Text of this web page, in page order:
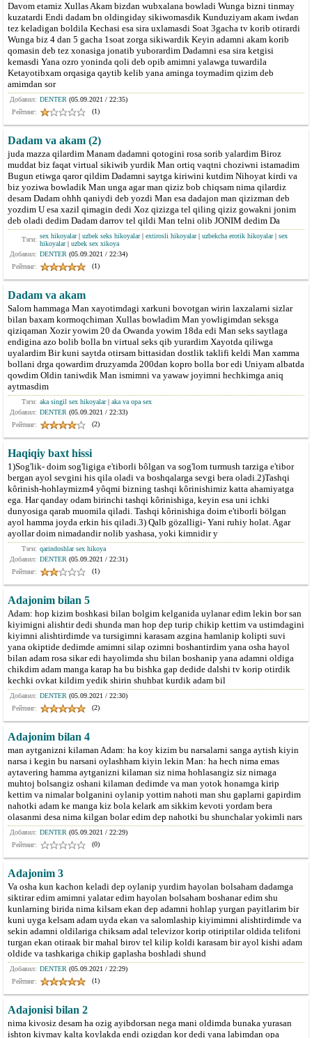
Davom etamiz Xullas Akam bizdan wubxalana bowladi Wunga bizni tinmay
kuzatardi Endi dadam bn oldingiday sikiwomasdik Kunduziyam akam iwdan
tez keladigan boldila Kechasi esa sira uxlamasdi Soat 3gacha tv korib otirardi
Wunga biz 4 dan 5 gacha 1soat zorga sikiwardik Keyin adamni akam korib
qomasin deb tez xonasiga jonatib yuborardim Dadamni esa sira ketgisi
kemasdi Yana ozro yoninda qoli deb opib amimni yalawga tuwardila
Ketayotibxam orqasiga qaytib kelib yana aminga toymadim qizim deb
amimdan sor
Добавил: DENTER (05.09.2021 / 22:35)
Рейтинг:
(1)
Dadam va akam (2)
juda mazza qilardim Manam dadamni qotogini rosa sorib yalardim Biroz
muddat biz faqat virtual sikiwib yurdik Man ortiq vaqtni choziwni istamadim
Bugun etiwga qaror qildim Dadamni saytga kiriwini kutdim Nihoyat kirdi va
biz yoziwa bowladik Man unga agar man qiziz bob chiqsam nima qilardiz
desam Dadam ohhh qaniydi deb yozdi Man esa dadajon man qizizman deb
yozdim U esa xazil qimagin dedi Xoz qizizga tel qiling qiziz gowakni jonim
deb oladi dedim Dadam darrov tel qildi Man telni olib JONIM dedim Da
Тэги: sex hikoyalar| uzbek seks hikoyalar| extirosli hikoyalar| uzbekcha erotik hikoyalar| sex
hikoyalar| uzbek sex xikoya
Добавил: DENTER (05.09.2021 / 22:34)
Рейтинг:
(1)
Dadam va akam
Salom hammaga Man xayotimdagi xarkuni bovotgan wirin laxzalarni sizlar
bilan baxam kormoqchiman Xullas bowladim Man yowligimdan seksga
qiziqaman Xozir yowim 20 da Owanda yowim 18da edi Man seks saytlaga
endigina azo bolib bolla bn virtual seks qib yurardim Xayotda qiliwga
uyalardim Bir kuni saytda otirsam bittasidan dostlik taklifi keldi Man xamma
bollani drga qowardim druzyamda 200dan kopro bolla bor edi Uniyam albatda
qowdim Oldin taniwdik Man ismimni va yawaw joyimni hechkimga aniq
aytmasdim
Тэги: aka singil sex hikoyalar| aka va opa sex
Добавил: DENTER (05.09.2021 / 22:33)
Рейтинг:
(2)
Haqiqiy baxt hissi
1)Sog'lik- doim sog'ligiga e'tiborli bôlgan va sog'lom turmush tarziga e'tibor
bergan ayol sevgini his qila oladi va boshqalarga sevgi bera oladi.2)Tashqi
kôrinish-hohlaymizm4 yôqmi bizning tashqi kôrinishimiz katta ahamiyatga
ega. Har qanday odam birinchi tashqi kôrinishiga, keyin esa uni ichki
dunyosiga qarab muomila qiladi. Tashqi kôrinishiga doim e'tiborli bölgan
ayol hamma joyda erkin his qiladi.3) Qalb gözalligi- Yani ruhiy holat. Agar
ayollar doim nimadandir nolib yashasa, yoki kimnidir y
Тэги: qarindoshlar sex hikoya
Добавил: DENTER (05.09.2021 / 22:31)
Рейтинг:
(1)
Adajonim bilan 5
Adam: hop kizim boshkasi bilan bolgim kelganida uylanar edim lekin bor san
kiyimigni alishtir dedi shunda man hop dep turip chikip kettim va ustimdagini
kiyimni alishtirdimde va tursigimni karasam azgina hamlanip kolipti suvi
yana okiptide dedimde amimni silap ozimni boshantirdim yana osha hayol
bilan adam rosa sikar edi hayolimda shu bilan boshanip yana adamni oldiga
chikdim adam manga karap ha bu bishka gap dedide dalshi tv korip otirdik
kechki ovkat kildim yedik shirin shuhbat kurdik adam bil
Добавил: DENTER (05.09.2021 / 22:30)
Рейтинг:
(2)
Adajonim bilan 4
man aytganizni kilaman Adam: ha koy kizim bu narsalarni sanga aytish kiyin
narsa i kegin bu narsani oylashham kiyin lekin Man: ha hech nima emas
aytavering hamma aytganizni kilaman siz nima hohlasangiz siz nimaga
muhtoj bolsangiz oshani kilaman dedimde va man yotok honamga kirip
kettim va nimalar bolganini oylanip yottim nahoti man shu gaplarni gapirdim
nahotki adam ke manga kiz bola kelark am sikkim kevoti yordam bera
olasanmi desa nima kilgan bolar edim dep nahotki bu shunchalar yokimli nars
Добавил: DENTER (05.09.2021 / 22:29)
Рейтинг:
(0)
Adajonim 3
Va osha kun kachon keladi dep oylanip yurdim hayolan bolsaham dadamga
siktirar edim amimni yalatar edim hayolan bolsaham boshanar edim shu
kunlarning birida nima kilsam ekan dep adamni hohlap yurgan payitlarim bir
kuni uyga kelsam adam uyda ekan va salomlaship kiyimimni alishtirdimde va
sekin adamni oldilariga chiksam adal televizor korip otiriptilar oldida telifoni
turgan ekan otiraak bir mahal birov tel kilip koldi karasam bir ayol kishi adam
oldide va tashkariga chikip gaplasha boshladi shund
Добавил: DENTER (05.09.2021 / 22:29)
Рейтинг:
(1)
Adajonisi bilan 2
nima kivosiz desam ha ozig ayibdorsan nega mani oldimda bunaka yurasan
ishton kiymay kalta koylakda endi ozigdan kor dedi yana labimdan opa